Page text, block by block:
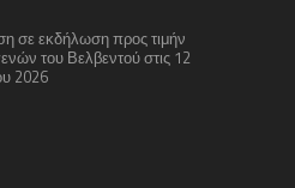
σε εκδήλωση προς τιμήν
του Βελβεντού στις 12
2026